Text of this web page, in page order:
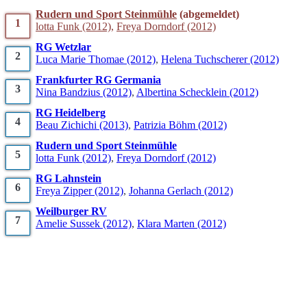
1
Rudern und Sport Steinmühle (abgemeldet)
lotta Funk (2012), Freya Dorndorf (2012)
2
RG Wetzlar
Luca Marie Thomae (2012), Helena Tuchscherer (2012)
3
Frankfurter RG Germania
Nina Bandzius (2012), Albertina Schecklein (2012)
4
RG Heidelberg
Beau Zichichi (2013), Patrizia Böhm (2012)
5
Rudern und Sport Steinmühle
lotta Funk (2012), Freya Dorndorf (2012)
6
RG Lahnstein
Freya Zipper (2012), Johanna Gerlach (2012)
7
Weilburger RV
Amelie Sussek (2012), Klara Marten (2012)